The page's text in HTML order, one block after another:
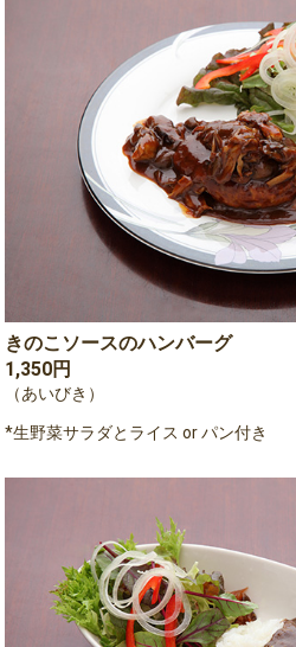
きのこソースのハンバーグ
1,350円
（あいびき）
*生野菜サラダとライス or パン付き